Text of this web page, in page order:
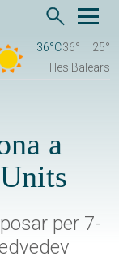
36°C36°
25°
Illes Balears
a
per 7-